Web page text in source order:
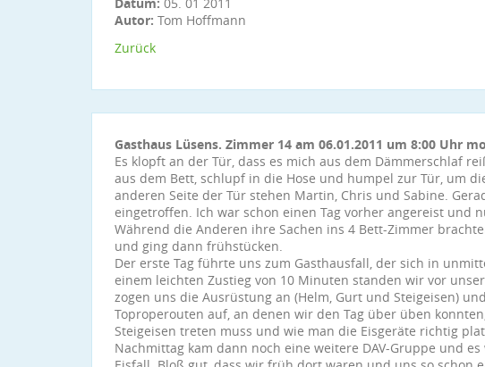
Autor: Tom Hoffmann
Zurück
Gasthaus Lüsens. Zimmer 14 am 06.01.2011 um 8:00 Uhr
Es klopft an der Tür, dass es mich aus dem Dämmerschlaf
aus dem Bett, schlupf in die Hose und humpel zur Tür, um
anderen Seite der Tür stehen Martin, Chris und Sabine.
eingetroffen. Ich war schon einen Tag vorher angereist und
Während die Anderen ihre Sachen ins 4 Bett-Zimmer
und ging dann frühstücken.
Der erste Tag führte uns zum Gasthausfall, der sich in
einem leichten Zustieg von 10 Minuten standen wir vor
zogen uns die Ausrüstung an (Helm, Gurt und Steigeisen)
Toproperouten auf, an denen wir den Tag über üben
Steigeisen treten muss und wie man die Eisgeräte richtig
Nachmittag kam dann noch eine weitere DAV-Gruppe und